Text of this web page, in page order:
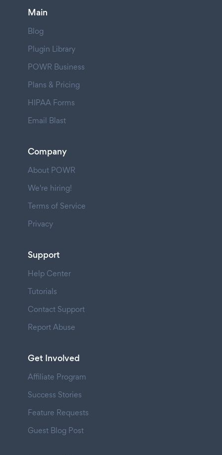
Main
Blog
Plugin Library
POWR Business
Plans & Pricing
HIPAA Forms
Email Blast
Company
About POWR
We're hiring!
Terms of Service
Privacy
Support
Help Center
Tutorials
Contact Support
Report Abuse
Get Involved
Affiliate Program
Success Stories
Feature Requests
Guest Blog Post